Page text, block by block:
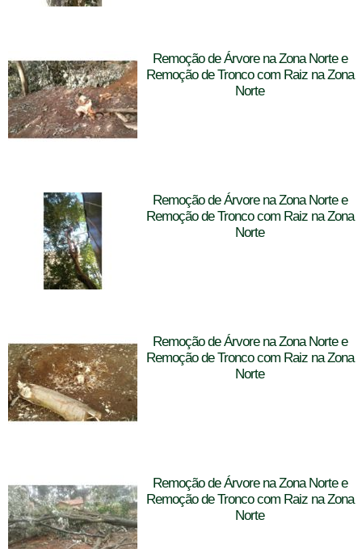
Remoção de Árvore na Zona Norte e
Remoção de Tronco com Raiz na Zona
Norte
Remoção de Árvore na Zona Norte e
Remoção de Tronco com Raiz na Zona
Norte
Remoção de Árvore na Zona Norte e
Remoção de Tronco com Raiz na Zona
Norte
Remoção de Árvore na Zona Norte e
Remoção de Tronco com Raiz na Zona
Norte